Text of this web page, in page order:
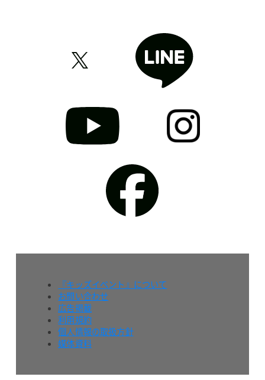
『キッズイベント』について
お問い合わせ
広告掲載
利用規約
個人情報の取扱方針
媒体資料